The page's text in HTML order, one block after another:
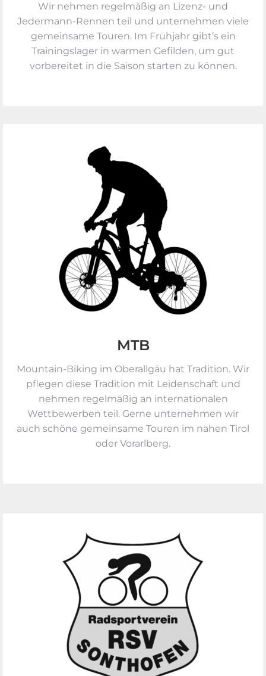
Wir nehmen regelmäßig an Lizenz- und
Jedermann-Rennen teil und unternehmen viele
gemeinsame Touren. Im Frühjahr gibt’s ein
Trainings­lager in warmen Gefilden, um gut
vorbereitet in die Saison starten zu können.
MTB
Mountain-Biking im Oberallgäu hat Tradition. Wir
pflegen diese Tradition mit Leidenschaft und
nehmen regelmäßig an inter­nationalen
Wettbewerben teil. Gerne unternehmen wir
auch schöne gemeinsame Touren im nahen Tirol
oder Vorarlberg.